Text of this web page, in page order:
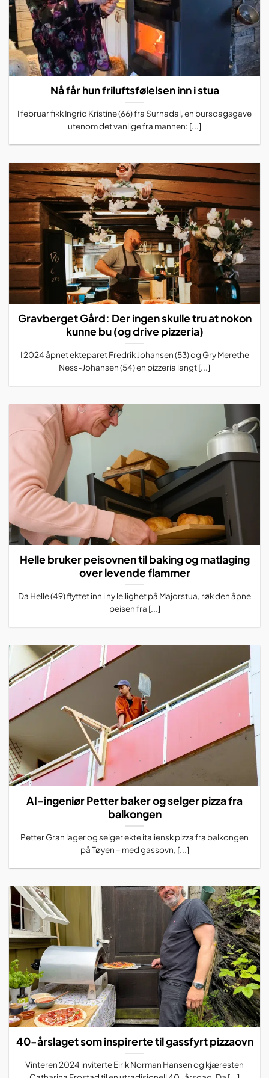
Nå får hun friluftsfølelsen inn i stua
I februar fikk Ingrid Kristine (66) fra Surnadal, en bursdagsgave
utenom det vanlige fra mannen: [...]
Gravberget Gård: Der ingen skulle tru at nokon
kunne bu (og drive pizzeria)
I 2024 åpnet ekteparet Fredrik Johansen (53) og Gry Merethe
Ness-Johansen (54) en pizzeria langt [...]
Helle bruker peisovnen til baking og matlaging
over levende flammer
Da Helle (49) flyttet inn i ny leilighet på Majorstua, røk den åpne
peisen fra [...]
AI-ingeniør Petter baker og selger pizza fra
balkongen
Petter Gran lager og selger ekte italiensk pizza fra balkongen
på Tøyen – med gassovn, [...]
40-årslaget som inspirerte til gassfyrt pizzaovn
Vinteren 2024 inviterte Eirik Norman Hansen og kjæresten